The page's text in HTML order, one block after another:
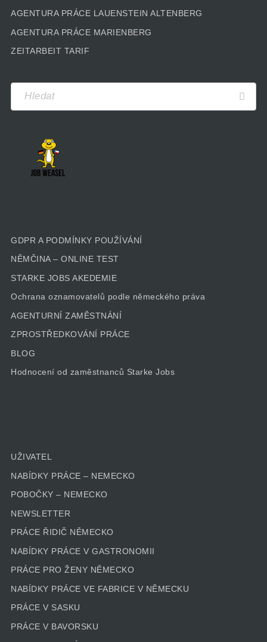
AGENTURA PRÁCE LAUENSTEIN ALTENBERG
AGENTURA PRÁCE MARIENBERG
ZEITARBEIT TARIF
GDPR A PODMÍNKY POUŽÍVÁNÍ
NĚMČINA – ONLINE TEST
STARKE JOBS AKEDEMIE
Ochrana oznamovatelů podle německého práva
AGENTURNÍ ZAMĚSTNÁNÍ
ZPROSTŘEDKOVÁNÍ PRÁCE
BLOG
Hodnocení od zaměstnanců Starke Jobs
UŽIVATEL
NABÍDKY PRÁCE – NEMECKO
POBOČKY – NEMECKO
NEWSLETTER
PRÁCE ŘIDIČ NĚMECKO
NABÍDKY PRÁCE V GASTRONOMII
PRÁCE PRO ŽENY NĚMECKO
NABÍDKY PRÁCE VE FABRICE V NĚMECKU
PRÁCE V SASKU
PRÁCE V BAVORSKU